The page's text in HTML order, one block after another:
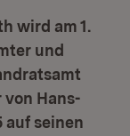
wird am 1.
und
Hans-
auf seinen